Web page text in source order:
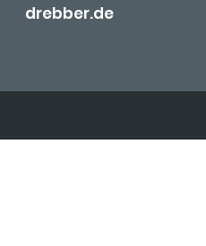
drebber.de